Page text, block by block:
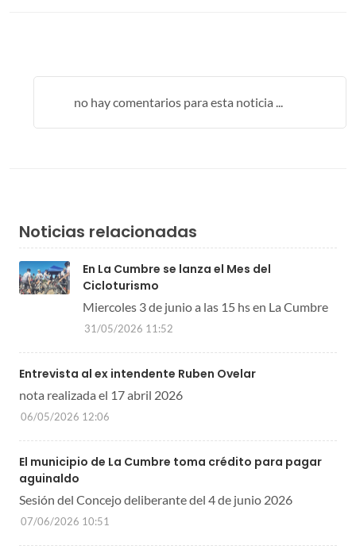
no hay comentarios para esta noticia ...
Noticias relacionadas
En La Cumbre se lanza el Mes del
Cicloturismo
Miercoles 3 de junio a las 15 hs en La Cumbre
31/05/2026 11:52
Entrevista al ex intendente Ruben Ovelar
nota realizada el 17 abril 2026
06/05/2026 12:06
El municipio de La Cumbre toma crédito para pagar
aguinaldo
Sesión del Concejo deliberante del 4 de junio 2026
07/06/2026 10:51